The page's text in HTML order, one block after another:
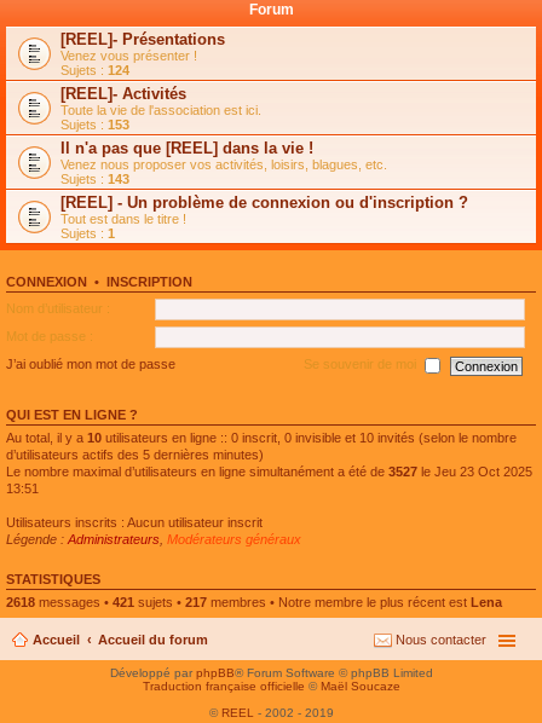
s
s
a
g
e
n
o
n
l
u
l
e
p
l
u
s
é
c
e
n
t
l
e
m
e
s
s
a
g
e
n
o
n
l
u
l
e
l
u
s
é
e
l
t
e
r
l
e
m
e
s
s
a
g
e
n
o
n
u
l
e
l
s
e
n
t
Forum
[REEL]- Présentations
Venez vous présenter !
Sujets : 124
[REEL]- Activités
Toute la vie de l'association est ici.
Sujets : 153
Il n'a pas que [REEL] dans la vie !
Venez nous proposer vos activités, loisirs, blagues, etc.
Sujets : 143
[REEL] - Un problème de connexion ou d'inscription ?
Tout est dans le titre !
Sujets : 1
CONNEXION • INSCRIPTION
Nom d’utilisateur :
Mot de passe :
J’ai oublié mon mot de passe
Se souvenir de moi
QUI EST EN LIGNE ?
Au total, il y a 10 utilisateurs en ligne :: 0 inscrit, 0 invisible et 10 invités (selon le nombre
d’utilisateurs actifs des 5 dernières minutes)
Le nombre maximal d’utilisateurs en ligne simultanément a été de 3527 le Jeu 23 Oct 2025
13:51
Utilisateurs inscrits : Aucun utilisateur inscrit
Légende : Administrateurs Modérateurs généraux
STATISTIQUES
2618 messages • 421 sujets • 217 membres • Notre membre le plus récent est Lena
Accueil Accueil du forum Nous contacter
Développé parphpBB® Forum Software © phpBB Limited
Traduction française officielle © Maël Soucaze
© REEL - 2002 - 2019